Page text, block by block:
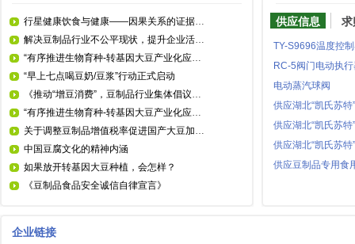
行星健康饮食与健康——因果关系的证据｜摘自《2025年EAT–柳叶刀委员会报告：关于健康、可持续和公正食品系统》
解决豆制品行业不公平现状，提升企业活力，需要将豆制品提升至肉奶同等地位
“有序推进生物育种-转基因大豆产业化应用”下 《农业转基因生物标识管理办法（征求意见稿）》中 相关问题对国产大豆产业的风险及建议
“早上七点喝豆奶/豆浆”行动正式启动
《推动“增豆消费”，豆制品行业集体倡议》发布
“有序推进生物育种-转基因大豆产业化应用”信号下，豆制品行业的风险及应对建议——专访中豆委常务副会长兼秘书长吴月芳
关于调整豆制品增值税率促进国产大豆加工产业活力的建议
中国豆腐文化的精神内涵
如果放开转基因大豆种植，会怎样？
《豆制品食品安全诚信自律宣言》
供应信息 求
TY-S9696温度控
RC-5阀门电动执
电动蒸汽球阀
供应豆制品专用食
企业链接